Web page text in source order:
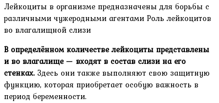
Лейкоциты в организме предназначены для борьбы с
различными чужеродными агентами Роль лейкоцитов
во влагалищной слизи
В определённом количестве лейкоциты представлены
и во влагалище — входят в состав слизи на его
стенках. Здесь они также выполняют свою защитную
функцию, которая приобретает особую важность в
период беременности.